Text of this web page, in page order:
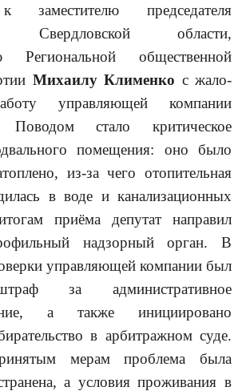
заместителю председателя
Сверд­ловской области,
Региональной общественной
Михаилу Клименко с жало­
управляющей ком­пании
Поводом стало критическое
помещения: оно было
из-за чего отопительная
в воде и канализационных
приёма депутат направил
надзорный орган. В
управляющей компании был
за ад­министративное
а также инициировано
в арбитражном суде.
мерам проблема была
а усло­вия проживания в